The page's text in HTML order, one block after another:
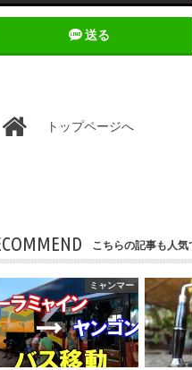
送る
トップページへ
こちらの記事も人気
ミャンマー